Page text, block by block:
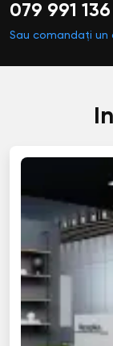
079 991 136
Sau comandați un